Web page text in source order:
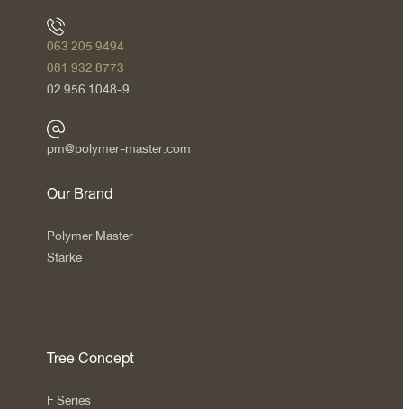
063 205 9494
081 932 8773
02 956 1048-9
pm@polymer-master.com
Our Brand
Polymer Master
Starke
Tree Concept
F Series